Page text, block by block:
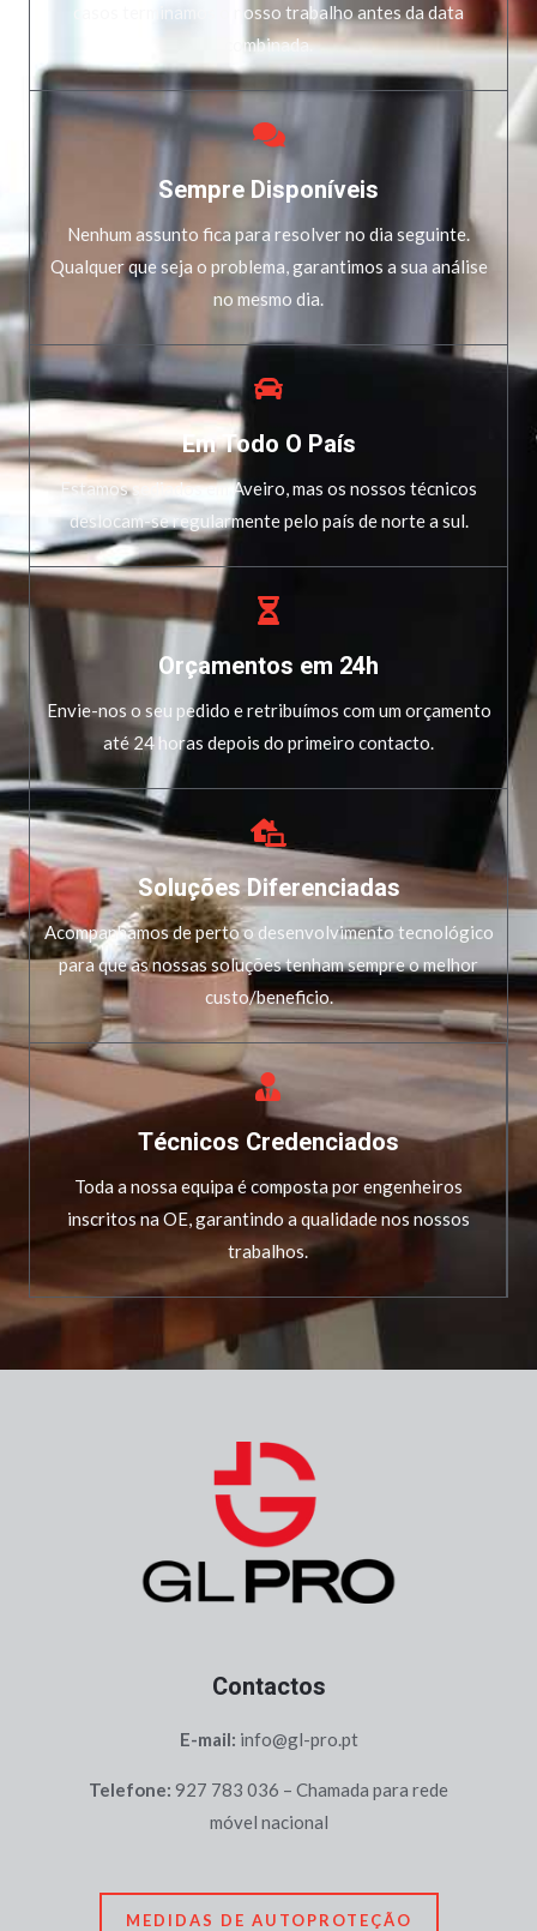
casos terminamos o nosso trabalho antes da data
combinada.
Sempre Disponíveis
Nenhum assunto fica para resolver no dia seguinte.
Qualquer que seja o problema, garantimos a sua análise
no mesmo dia.
Em Todo O País
Estamos sediados em Aveiro, mas os nossos técnicos
deslocam-se regularmente pelo país de norte a sul.
Orçamentos em 24h
Envie-nos o seu pedido e retribuímos com um orçamento
até 24 horas depois do primeiro contacto.
Soluções Diferenciadas
Acompanhamos de perto o desenvolvimento tecnológico
para que as nossas soluções tenham sempre o melhor
custo/beneficio.
Técnicos Credenciados
Toda a nossa equipa é composta por engenheiros
inscritos na OE, garantindo a qualidade nos nossos
trabalhos.
Contactos
E-mail: info@gl-pro.pt
Telefone: 927 783 036 – Chamada para rede
móvel nacional
MEDIDAS DE AUTOPROTEÇÃO